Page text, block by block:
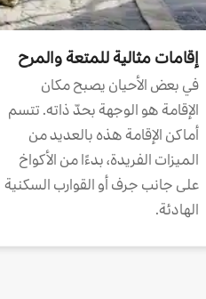
إقامات مثالية للمتعة والمرح
في بعض الأحيان يصبح مكان
الإقامة هو الوجهة بحدّ ذاته. تتسم
أماكن الإقامة هذه بالعديد من
الميزات الفريدة، بدءًا من الأكواخ
على جانب جرف أو القوارب السكنية
الهادئة.